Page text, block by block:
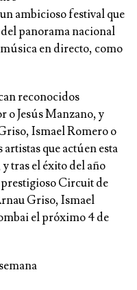
un ambicioso festival que
panorama nacional
en directo, como
reconocidos
o Jesús Manzano, y
Ismael Romero o
que actúen esta
tras el éxito del año
Circuit de
Griso, Ismael
el próximo 4 de